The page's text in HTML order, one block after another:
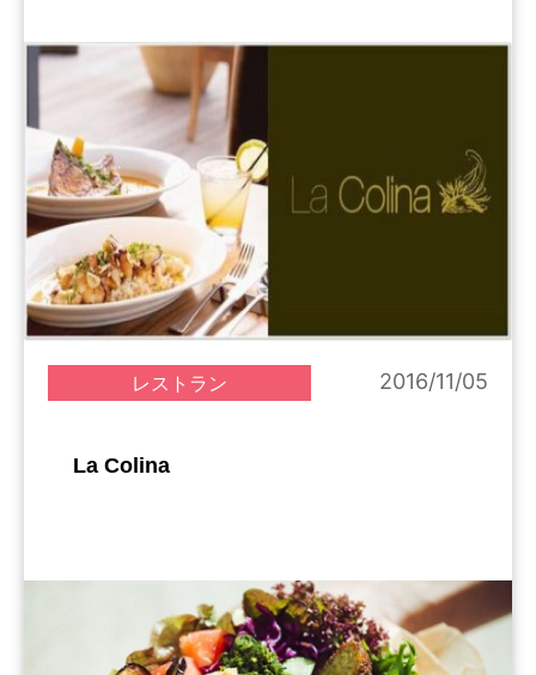
レストラン 2016/11/05
La Colina